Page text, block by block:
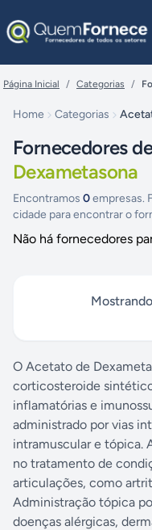
Página Inicial / Categorias /
Home Categorias
Fornecedores
Dexametasona
Encontramos 0empresas.
cidade para encontrar o
Não há fornecedores
Mostrando
O Acetato de
corticosteroide
inflamatórias e
administrado por vias
intramuscular e tópica.
no tratamento de
articulações, como
Administração tópica
doenças alérgicas,